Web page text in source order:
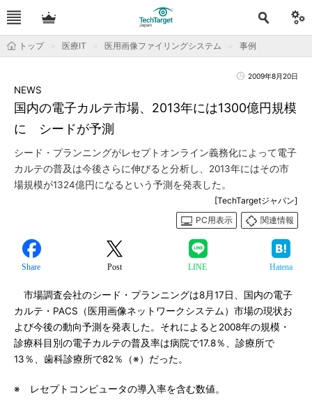
トップ 医療IT 医用画像ファイリングシステム 事例
2009年8月20日
国内の電子カルテ市場、2013年には1300億円規模
に シードが予測
NEWS
シード・プランニングがレセプトオンライン義務化によって電子
カルテの普及は今後さらに伸びると分析し、2013年にはその市
場規模が1324億円になるという予測を発表した。
[TechTargetジャパン]
PC用表示
関連情報
Share Post LINE Hatena
市場調査会社のシード・プランニングは8月17日、国内の電子
カルテ・PACS（医用画像ネットワークシステム）市場の現状お
よび今後の動向予測を発表した。それによると2008年の規模・
診療科目別の電子カルテの普及率は病院で17.8％、診療所で
13％、歯科診療所で82％（※）だった。
※ レセプトコンピュータの導入率を含む数値。